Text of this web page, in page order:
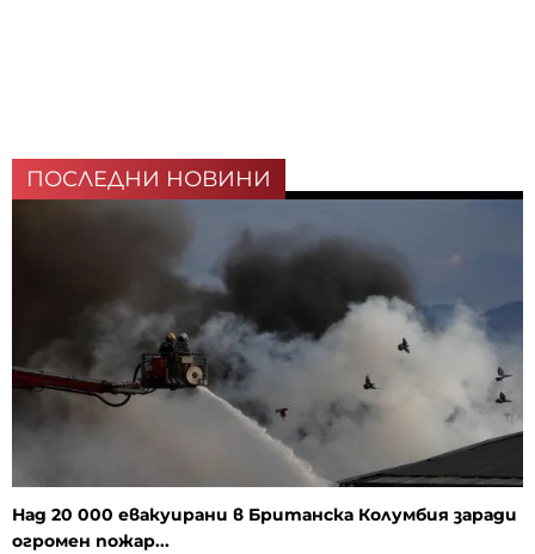
ПОСЛЕДНИ НОВИНИ
Над 20 000 евакуирани в Британска Колумбия заради
огромен пожар...